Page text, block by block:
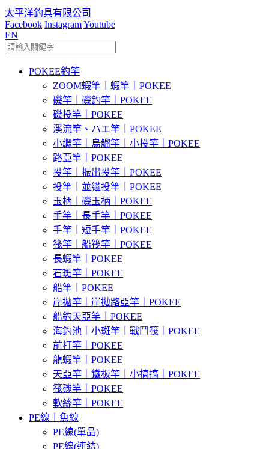
太平洋釣具有限公司
Facebook InstagramYoutube
EN
POKEE釣竿
ZOOM蝦竿｜蝦竿｜POKEE
磯竿｜磯釣竿｜POKEE
磯投竿｜POKEE
溪流竿、ハエ竿｜POKEE
小繼竿｜烏鰡竿｜小投竿｜POKEE
路亞竿｜POKEE
投竿｜振出投竿｜POKEE
投竿｜並繼投竿｜POKEE
玉柄｜磯玉柄｜POKEE
手竿｜長手竿｜POKEE
手竿｜短手竿｜POKEE
筏竿｜船筏竿｜POKEE
長蝦竿｜POKEE
石斑竿｜POKEE
船竿｜POKEE
岸拋竿｜岸拋路亞竿｜POKEE
船釣天亞竿｜POKEE
海釣池｜小斑竿｜戰鬥筏｜POKEE
前打竿｜POKEE
龍蝦竿｜POKEE
天亞竿｜鐵板竿｜小搞搞｜POKEE
筏磯竿｜POKEE
軟絲竿｜POKEE
PE線｜魚線
PE線(單品)
PE線(連結)